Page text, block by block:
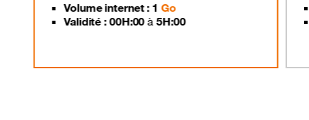
Volume internet : 1 Go
Validité : 00H:00à5H:00